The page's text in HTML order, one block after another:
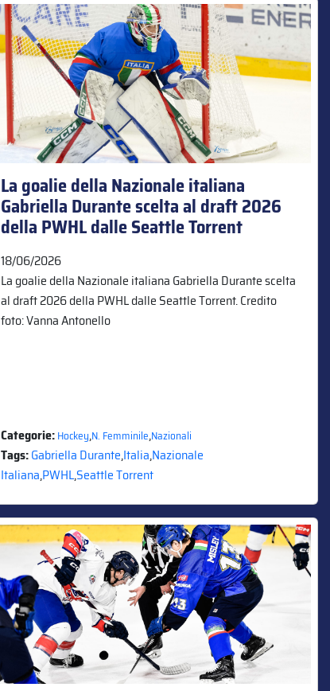
La goalie della Nazionale italiana
Gabriella Durante scelta al draft 2026
della PWHL dalle Seattle Torrent
18/06/2026
La goalie della Nazionale italiana Gabriella Durante scelta
al draft 2026 della PWHL dalle Seattle Torrent. Credito
foto: Vanna Antonello
Categorie:Hockey,N. Femminile,Nazionali
Tags:Gabriella Durante,Italia,Nazionale
Italiana,PWHL,Seattle Torrent